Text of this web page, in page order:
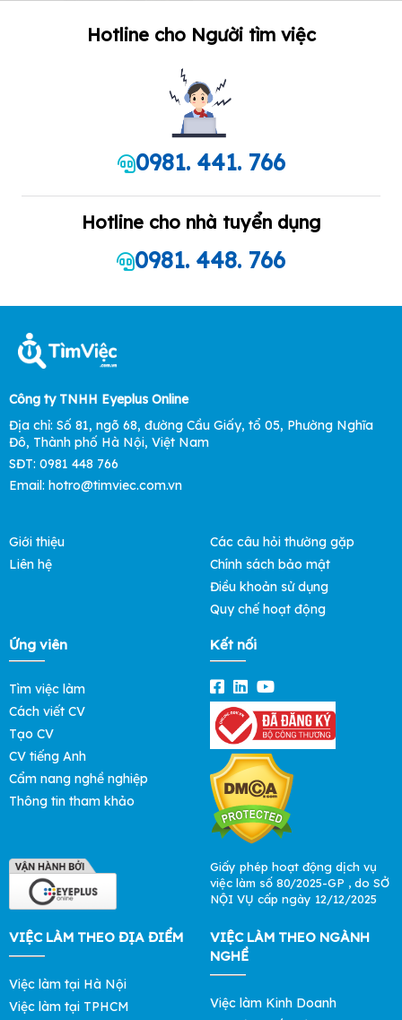
Hotline cho Người tìm việc
0981. 441. 766
Hotline cho nhà tuyển dụng
0981. 448. 766
Công ty TNHH Eyeplus Online
Địa chỉ: Số 81, ngõ 68, đường Cầu Giấy, tổ 05, Phường Nghĩa
Đô, Thành phố Hà Nội, Việt Nam
SĐT: 0981 448 766
Email: hotro@timviec.com.vn
Giới thiệu
Liên hệ
Các câu hỏi thường gặp
Chính sách bảo mật
Điều khoản sử dụng
Quy chế hoạt động
Ứng viên
Tìm việc làm
Cách viết CV
Tạo CV
CV tiếng Anh
Cẩm nang nghề nghiệp
Thông tin tham khảo
Kết nối
Giấy phép hoạt động dịch vụ
việc làm số 80/2025-GP , do SỞ
NỘI VỤ cấp ngày 12/12/2025
VIỆC LÀM THEO ĐỊA ĐIỂM
Việc làm tại Hà Nội
Việc làm tại TPHCM
VIỆC LÀM THEO NGÀNH
NGHỀ
Việc làm Kinh Doanh